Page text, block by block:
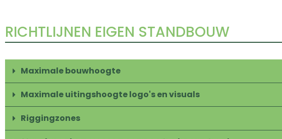
RICHTLIJNEN EIGEN STANDBOUW
Maximale bouwhoogte
Maximale uitingshoogte logo's en visuals
Riggingzones